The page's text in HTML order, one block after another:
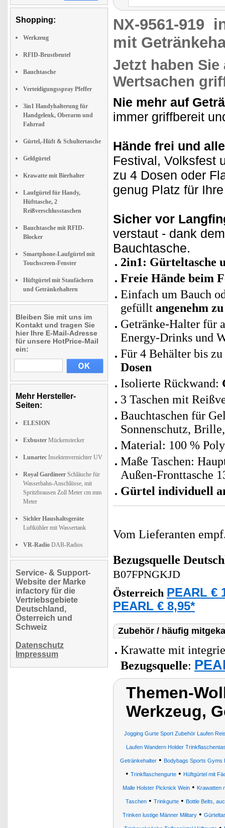
Shopping:
Werkzeug
RFID-Brustbeutel
Bauchtasche
Verteidigungsspray Pfeffer
3in1 Handyhalterung für
Handgelenk, Oberarm und
Fahrrad
Gürtel,-Hüft & Schultertasche
Geldgürtel
Krawatte mit Bierhalter
Laufgürtel für Handy,
Hüfttasche, 2
Reißverschlusstaschen
Bauchtasche mit RFID-
Blocker
Smartphone-Laufgürtel mit
Touchscreen-Fenster
Hüftgürtel mit Staufächern
und Getränkehaltern
Bleiben Sie mit uns im
Kontakt und tragen Sie
hier Ihre E-Mail-Adresse
für unsere HotPrice-Mail
ein:
Mehr Hersteller-
Seiten:
ELESION
Exbuster Mückenstecker
Lunartec Insektenvernichter UV
Royal Gardineer Schläuche für
Wasserhahn-Anschlüsse, mit
Spritzbrausen Zoll Meter cm mm
Meter
Sichler Haushaltsgeräte
Luftkühler mit Wassertank
VR-Radio DAB-Radios
Service- & Support-
Website der Marke
infactory für die
Vertriebsgebiete
Deutschland,
Österreich und
Schweiz
Datenschutz
Impressum
NX-9561-919
mit
Jetzt haben
Wertsachen
Nie mehr auf
immer griffbereit
Hände frei und
Festival, Volksfest
zu 4 Dosen oder
genug Platz für
Sicher vor
verstaut - dank
Bauchtasche.
2in1: Gürteltasche
Freie Hände beim
Einfach um Bauch
gefüllt angenehm
Getränke-Halter für
Energy-Drinks und
Für 4 Behälter bis
Dosen
Isolierte Rückwand:
3 Taschen mit
Bauchtaschen für
Sonnenschutz,
Material: 100 %
Maße Taschen:
Außen-Fronttasche
Gürtel individuell
Vom Lieferanten
Bezugsquelle
B07FPNGKJD
Österreich PEARL €
PEARL € 8,95*
Zubehör / häufig
Krawatte mit
Bezugsquelle:
Themen-
Werkzeug,
Jogging Gurte Sport Zubehör Laufen
Laufen Wandern Holder
Getränkehalter• Bodybags Sports Gyms
• Trinkflaschengurte• Hüftgürtel mit
Malle Holster Picknick Wein • Krawatten
Taschen• Trinkgurte• Bottle Belts,
Trinken lustige Männer Military•